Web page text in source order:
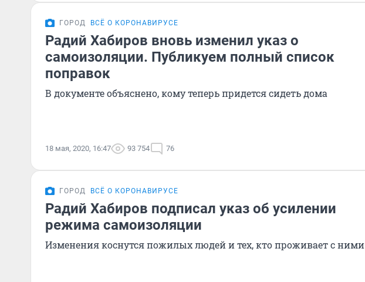
ГОРОД ВСЁ О КОРОНАВИРУСЕ
Радий Хабиров вновь изменил указ о
самоизоляции. Публикуем полный список
поправок
В документе объяснено, кому теперь придется сидеть дома
18 мая, 2020, 16:47 93 754 76
ГОРОД ВСЁ О КОРОНАВИРУСЕ
Радий Хабиров подписал указ об усилении
режима самоизоляции
Изменения коснутся пожилых людей и тех, кто проживает с ними